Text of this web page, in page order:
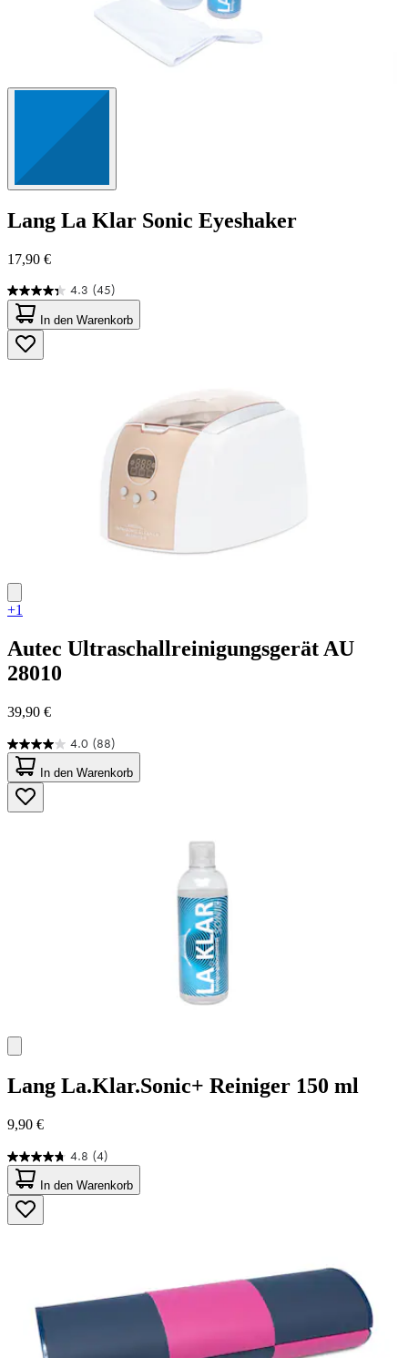
Lang La Klar Sonic Eyeshaker
17,90 €
4.3 (45)
4.3
von
5
Sternen.
45
In den Warenkorb
+1
Autec Ultraschallreinigungsgerät AU
28010
39,90 €
4.0 (88)
4.0
von
5
Sternen.
88
In den Warenkorb
Lang La.Klar.Sonic+ Reiniger 150 ml
9,90 €
4.8 (4)
4.8
von
5
Sternen.
4
In den Warenkorb